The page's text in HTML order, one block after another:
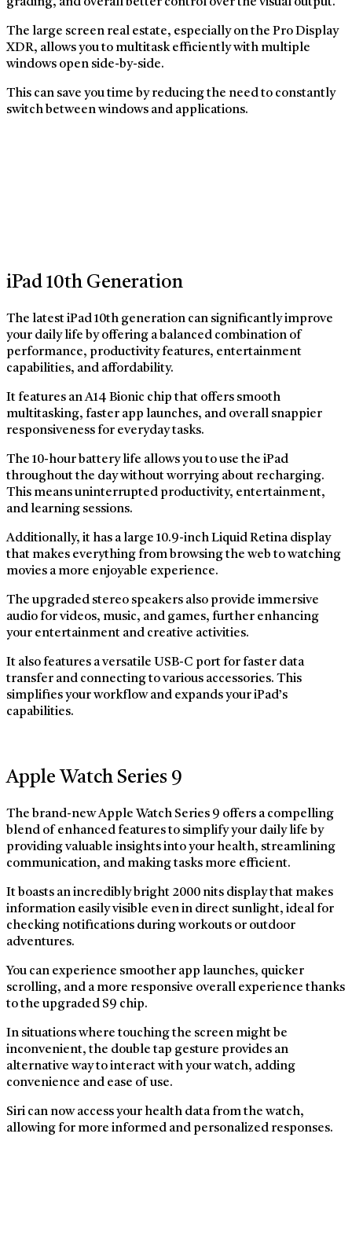
The large screen real estate, especially on the Pro Display
XDR, allows you to multitask efficiently with multiple
windows open side-by-side.
This can save you time by reducing the need to constantly
switch between windows and applications.
iPad 10th Generation
The latest iPad 10th generation can significantly improve
your daily life by offering a balanced combination of
performance, productivity features, entertainment
capabilities, and affordability.
It features an A14 Bionic chip that offers smooth
multitasking, faster app launches, and overall snappier
responsiveness for everyday tasks.
The 10-hour battery life allows you to use the iPad
throughout the day without worrying about recharging.
This means uninterrupted productivity, entertainment,
and learning sessions.
Additionally, it has a large 10.9-inch Liquid Retina display
that makes everything from browsing the web to watching
movies a more enjoyable experience.
The upgraded stereo speakers also provide immersive
audio for videos, music, and games, further enhancing
your entertainment and creative activities.
It also features a versatile USB-C port for faster data
transfer and connecting to various accessories. This
simplifies your workflow and expands your iPad’s
capabilities.
Apple Watch Series 9
The brand-new Apple Watch Series 9 offers a compelling
blend of enhanced features to simplify your daily life by
providing valuable insights into your health, streamlining
communication, and making tasks more efficient.
It boasts an incredibly bright 2000 nits display that makes
information easily visible even in direct sunlight, ideal for
checking notifications during workouts or outdoor
adventures.
You can experience smoother app launches, quicker
scrolling, and a more responsive overall experience thanks
to the upgraded S9 chip.
In situations where touching the screen might be
inconvenient, the double tap gesture provides an
alternative way to interact with your watch, adding
convenience and ease of use.
Siri can now access your health data from the watch,
allowing for more informed and personalized responses.